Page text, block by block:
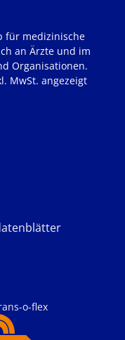
für medizinische
an Ärzte und im
Organisationen.
MwSt. angezeigt
o-flex